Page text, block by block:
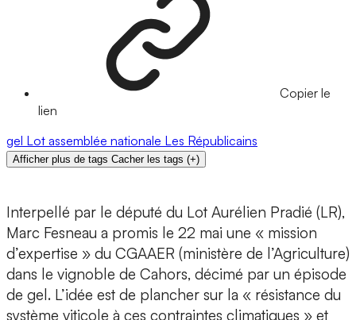
Copier le
lien
gel Lot assemblée nationale Les Républicains
Afficher plus de tags Cacher les tags (+)
Interpellé par le député du Lot Aurélien Pradié (LR),
Marc Fesneau a promis le 22 mai une « mission
d’expertise » du CGAAER (ministère de l’Agriculture)
dans le vignoble de Cahors, décimé par un épisode
de gel. L’idée est de plancher sur la « résistance du
système viticole à ces contraintes climatiques » et